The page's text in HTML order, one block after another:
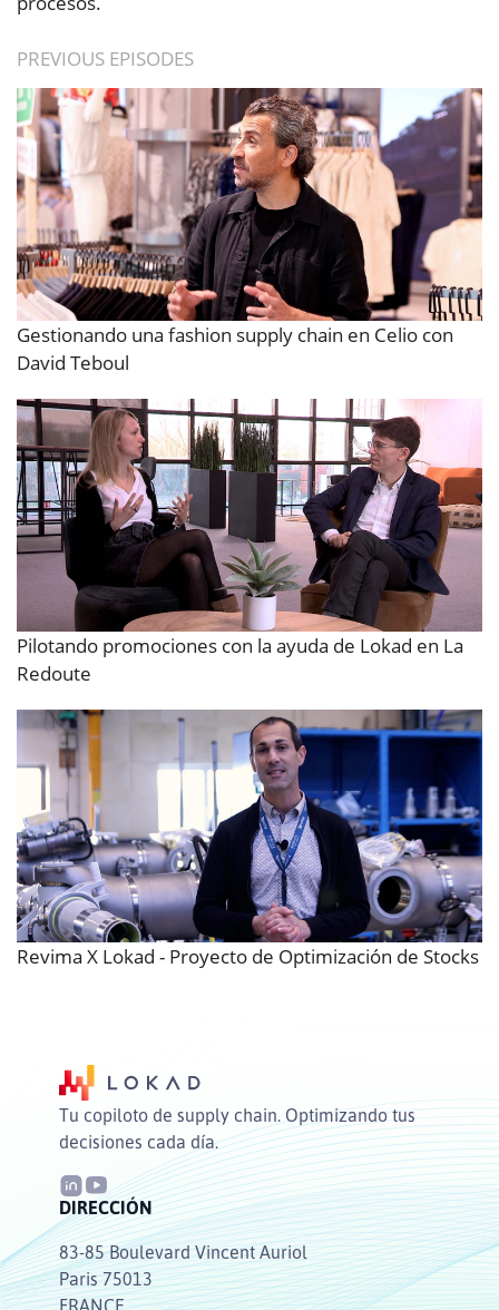
PREVIOUS EPISODES
Gestionando una fashion supply chain en Celio con
David Teboul
Pilotando promociones con la ayuda de Lokad en La
Redoute
Revima X Lokad - Proyecto de Optimización de Stocks
Tu copiloto de supply chain. Optimizando tus
decisiones cada día.
DIRECCIÓN
83-85 Boulevard Vincent Auriol
Paris 75013